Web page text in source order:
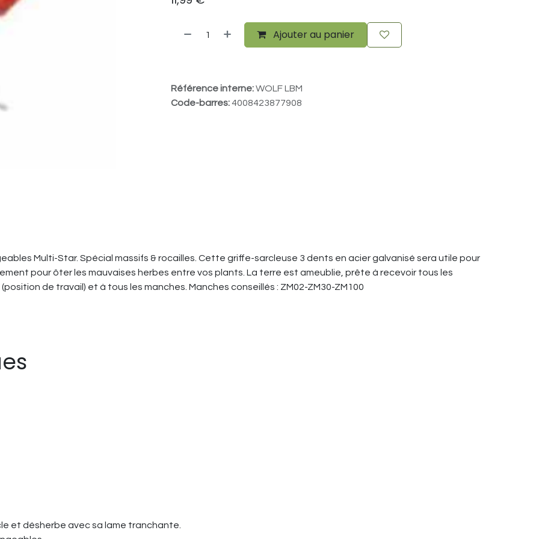
Ajouter au panier
Référence interne:WOLF LBM
Code-barres:4008423877908
Multi-Star. Spécial massifs & rocailles. Cette griffe-sarcleuse 3 dents en acier galvanisé sera utile pour
pour ôter les mauvaises herbes entre vos plants. La terre est ameublie, prête à recevoir tous les
de travail) et à tous les manches. Manches conseillés : ZM02-ZM30-ZM100
et désherbe avec sa lame tranchante.